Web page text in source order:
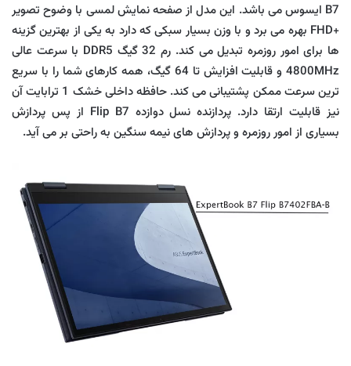
B7 ایسوس می باشد. این مدل از صفحه نمایش لمسی با وضوح تصویر
+FHD بهره می برد و با وزن بسیار سبکی که دارد به یکی از بهترین گزینه
ها برای امور روزمره تبدیل می کند. رم 32 گیگ DDR5 با سرعت عالی
4800MHz و قابلیت افزایش تا 64 گیگ، همه کارهای شما را با سریع
ترین سرعت ممکن پشتیبانی می کند. حافظه داخلی خشک 1 ترابایت آن
نیز قابلیت ارتقا دارد. پردازنده نسل دوازده Flip B7 از پس پردازش
بسیاری از امور روزمره و پردازش های نیمه سنگین به راحتی بر می آید.